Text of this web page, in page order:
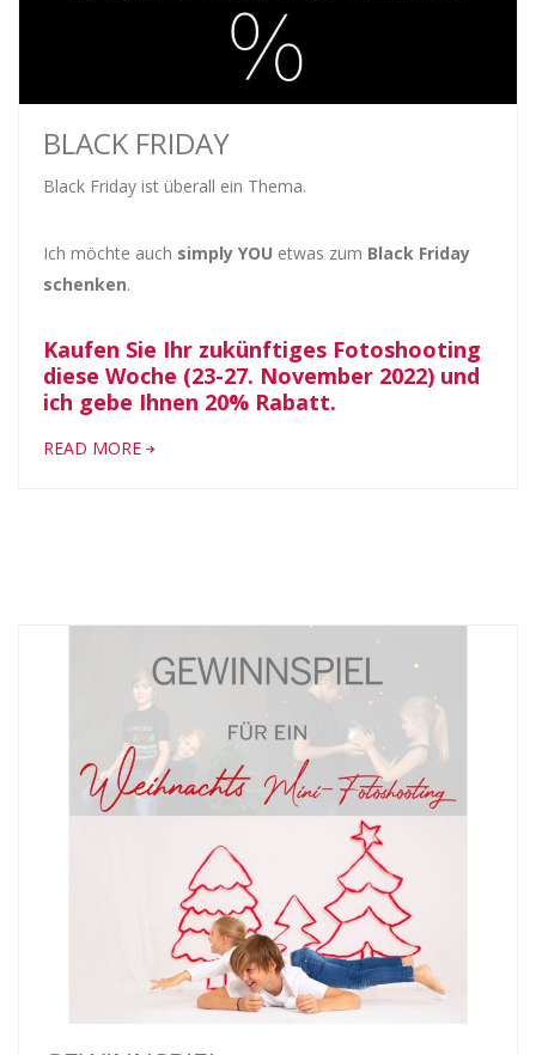
BLACK FRIDAY
Black Friday ist überall ein Thema.
Ich möchte auch simply YOU etwas zum Black Friday
schenken.
Kaufen Sie Ihr zukünftiges Fotoshooting
diese Woche (23-27. November 2022) und
ich gebe Ihnen 20% Rabatt.
READ MORE